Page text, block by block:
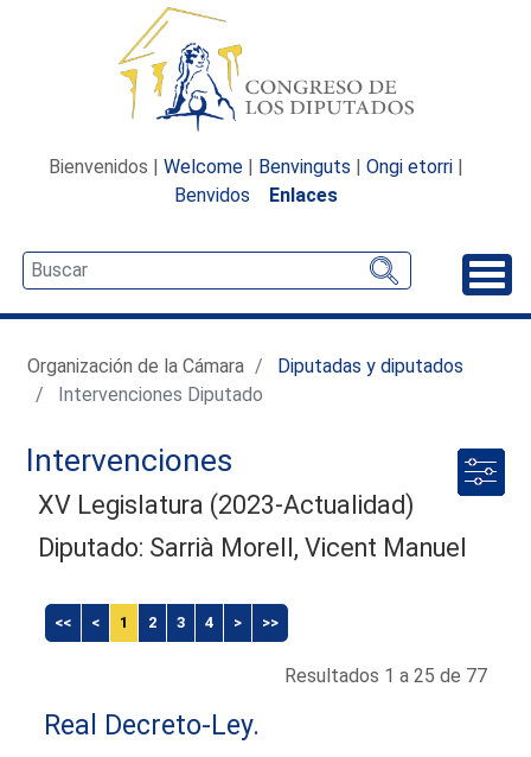
Bienvenidos | Welcome | Benvinguts | Ongi etorri |
Benvidos
Enlaces
Organización de la Cámara
Diputadas y diputados
Intervenciones Diputado
Intervenciones
XV Legislatura (2023-Actualidad)
Diputado: Sarrià Morell, Vicent Manuel
<< < 1 2 3 4 > >>
Resultados 1 a 25 de 77
Real Decreto-Ley.